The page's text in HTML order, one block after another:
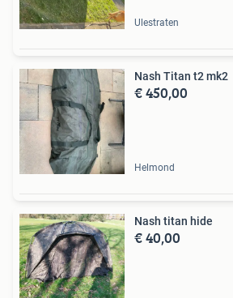
Ulestraten
Nash Titan t2 mk2
€ 450,00
Helmond
Nash titan hide
€ 40,00